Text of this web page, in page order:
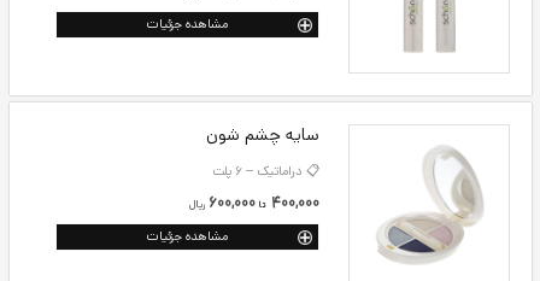
مشاهده جزئیات
رژگونه مات شون
📋 چارمینگ – 6 رنگ